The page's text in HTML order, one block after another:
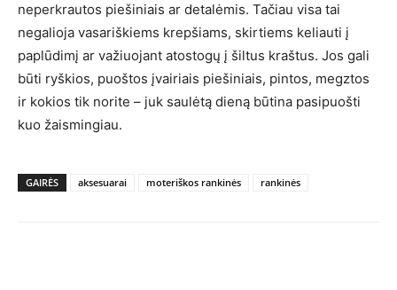
neperkrautos piešiniais ar detalėmis. Tačiau visa tai
negalioja vasariškiems krepšiams, skirtiems keliauti į
paplūdimį ar važiuojant atostogų į šiltus kraštus. Jos gali
būti ryškios, puoštos įvairiais piešiniais, pintos, megztos
ir kokios tik norite – juk saulėtą dieną būtina pasipuošti
kuo žaismingiau.
GAIRĖS aksesuarai moteriškos rankinės rankinės